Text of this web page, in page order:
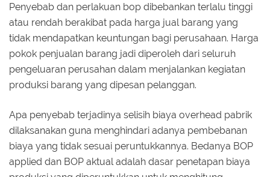
Penyebab dan perlakuan bop dibebankan terlalu tinggi
atau rendah berakibat pada harga jual barang yang
tidak mendapatkan keuntungan bagi perusahaan. Harga
pokok penjualan barang jadi diperoleh dari seluruh
pengeluaran perusahan dalam menjalankan kegiatan
produksi barang yang dipesan pelanggan.
Apa penyebab terjadinya selisih biaya overhead pabrik
dilaksanakan guna menghindari adanya pembebanan
biaya yang tidak sesuai peruntukkannya. Bedanya BOP
applied dan BOP aktual adalah dasar penetapan biaya